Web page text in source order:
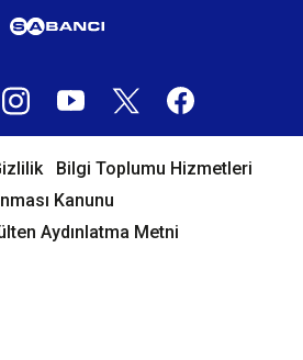
Bilgi Toplumu Hizmetleri
Kanunu
Aydınlatma Metni